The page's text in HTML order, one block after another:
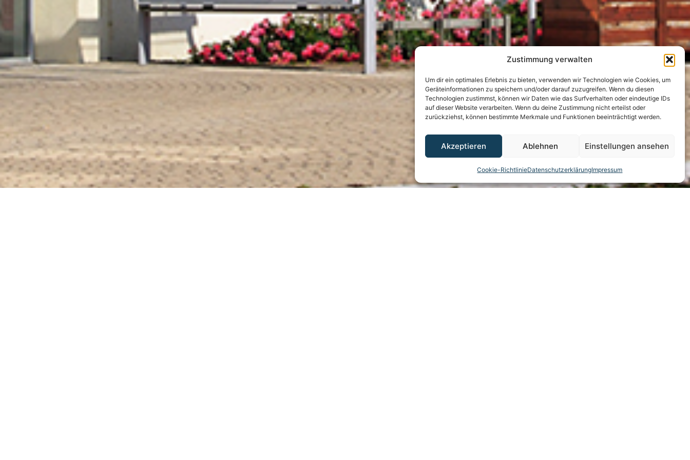
Zustimmung verwalten
Um dir ein optimales Erlebnis zu bieten, verwenden wir Technologien wie Cookies, um
Geräteinformationen zu speichern und/oder darauf zuzugreifen. Wenn du diesen
Technologien zustimmst, können wir Daten wie das Surfverhalten oder eindeutige IDs
auf dieser Website verarbeiten. Wenn du deine Zustimmung nicht erteilst oder
zurückziehst, können bestimmte Merkmale und Funktionen beeinträchtigt werden.
Akzeptieren Ablehnen Einstellungen ansehen
Cookie-RichtlinieDatenschutzerklärungImpressum